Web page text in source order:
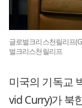
글로벌크리스천릴리프
벌크리스천릴리프
미국의 기독교
vid Curry)가 북